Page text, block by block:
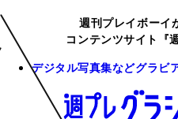
週刊プレイボーイ
コンテンツサイト『
デジタル写真集などグラビ